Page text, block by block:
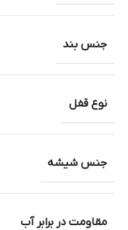
جنس بند
نوع قفل
جنس شیشه
مقاومت در برابر آب